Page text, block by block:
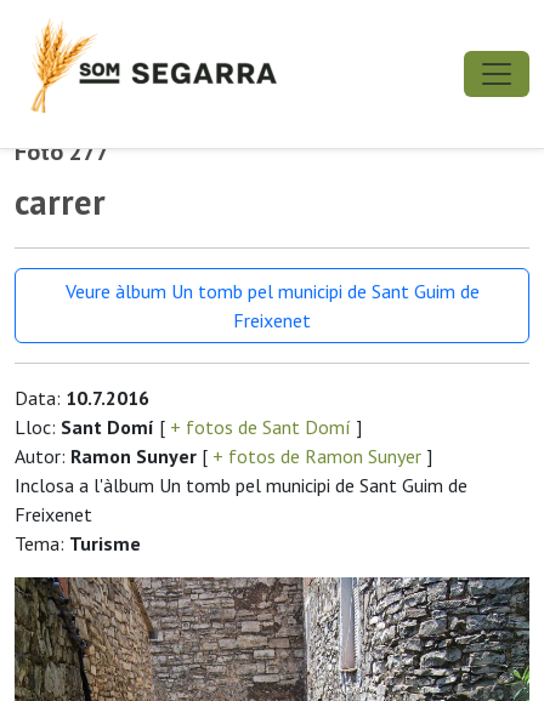
Foto 277
carrer
Veure àlbum Un tomb pel municipi de Sant Guim de
Freixenet
Data: 10.7.2016
Lloc: Sant Domí [ + fotos de Sant Domí ]
Autor: Ramon Sunyer [ + fotos de Ramon Sunyer ]
Inclosa a l'àlbum Un tomb pel municipi de Sant Guim de
Freixenet
Tema: Turisme